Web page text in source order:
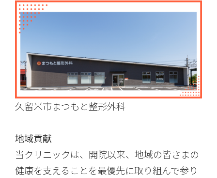
久留米市まつもと整形外科
地域貢献
当クリニックは、開院以来、地域の皆さまの
健康を支えることを最優先に取り組んで参り